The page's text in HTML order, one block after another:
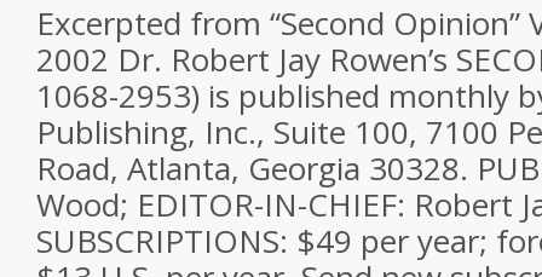
Excerpted from “Second Opinion”
2002 Dr. Robert Jay Rowen’s
1068-2953) is published monthly
Publishing, Inc., Suite 100, 7100
Road, Atlanta, Georgia 30328.
Wood; EDITOR-IN-CHIEF: Robert
SUBSCRIPTIONS: $49 per year;